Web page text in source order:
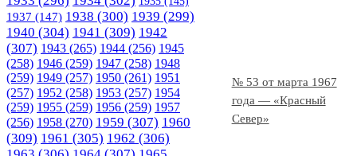
№ 53 от марта 1967
года — «Красный
Север»
1937 (147) 1938 (300) 1939 (299)
1940 (304) 1941 (309) 1942
(307) 1943 (265) 1944 (256) 1945
(258) 1946 (259) 1947 (258) 1948
(259) 1949 (257) 1950 (261) 1951
(257) 1952 (258) 1953 (257) 1954
(259) 1955 (259) 1956 (259) 1957
(256) 1958 (270) 1959 (307) 1960
(309) 1961 (305) 1962 (306)